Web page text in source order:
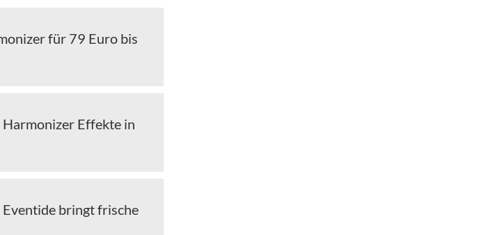
für 79 Euro bis
Effekte in
bringt frische